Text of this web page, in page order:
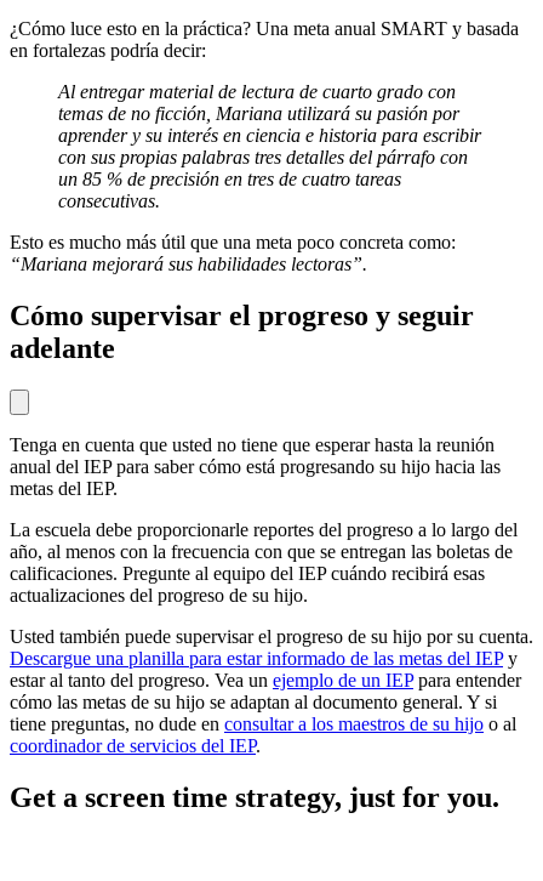
¿Cómo luce esto en la práctica? Una meta anual SMART y basada
en fortalezas podría decir:
Al entregar material de lectura de cuarto grado con
temas de no ficción, Mariana utilizará su pasión por
aprender y su interés en ciencia e historia para escribir
con sus propias palabras tres detalles del párrafo con
un 85 % de precisión en tres de cuatro tareas
consecutivas.
Esto es mucho más útil que una meta poco concreta como:
“Mariana mejorará sus habilidades lectoras”.
Cómo supervisar el progreso y seguir
adelante
Tenga en cuenta que usted no tiene que esperar hasta la reunión
anual del IEP para saber cómo está progresando su hijo hacia las
metas del IEP.
La escuela debe proporcionarle reportes del progreso a lo largo del
año, al menos con la frecuencia con que se entregan las boletas de
calificaciones. Pregunte al equipo del IEP cuándo recibirá esas
actualizaciones del progreso de su hijo.
Usted también puede supervisar el progreso de su hijo por su cuenta.
Descargue una planilla para estar informado de las metas del IEPy
estar al tanto del progreso. Vea un ejemplo de un IEPpara entender
cómo las metas de su hijo se adaptan al documento general. Y si
tiene preguntas, no dude en consultar a los maestros de su hijo o al
coordinador de servicios del IEP.
Get a screen time strategy, just for you.